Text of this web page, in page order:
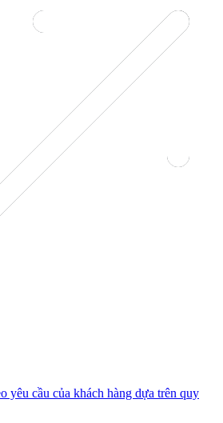
yêu cầu của khách hàng dựa trên quy